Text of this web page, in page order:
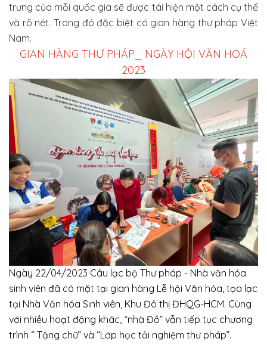
trưng của mỗi quốc gia sẽ được tái hiện một cách cụ thể
và rõ nét. Trong đó đặc biệt có gian hàng thư pháp Việt
Nam.
GIAN HÀNG THƯ PHÁP_ NGÀY HỘI VĂN HOÁ
2023
Ngày 22/04/2023 Câu lạc bộ Thư pháp - Nhà văn hóa
sinh viên đã có mặt tại gian hàng Lễ hội Văn hóa, tọa lạc
tại Nhà Văn hóa Sinh viên, Khu Đô thị ĐHQG-HCM. Cùng
với nhiều hoạt động khác, “nhà Đồ” vẫn tiếp tục chương
trình “ Tặng chữ” và “Lớp học tải nghiệm thư pháp”.